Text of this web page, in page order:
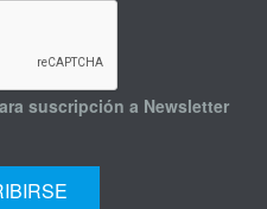
suscripción a Newsletter